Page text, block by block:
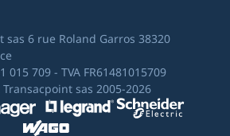
sas 6 rue Roland Garros 38320
015 709 - TVA FR61481015709
sas 2005-2026